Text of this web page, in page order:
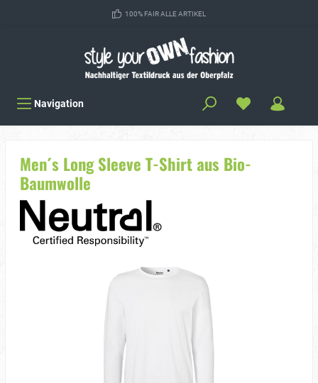
100% FAIR ALLE ARTIKEL
Navigation
Men´s Long Sleeve T-Shirt aus Bio-
Baumwolle